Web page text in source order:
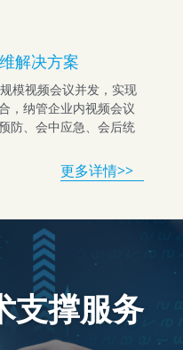
解决方案
模视频会议并发，实现
，纳管企业内视频会议
防、会中应急、会后统
更多详情>>
支撑服务